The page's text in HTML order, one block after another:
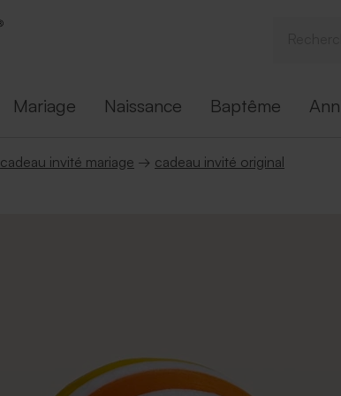
Mariage Naissance Baptême
cadeau invité mariage → cadeau invité original